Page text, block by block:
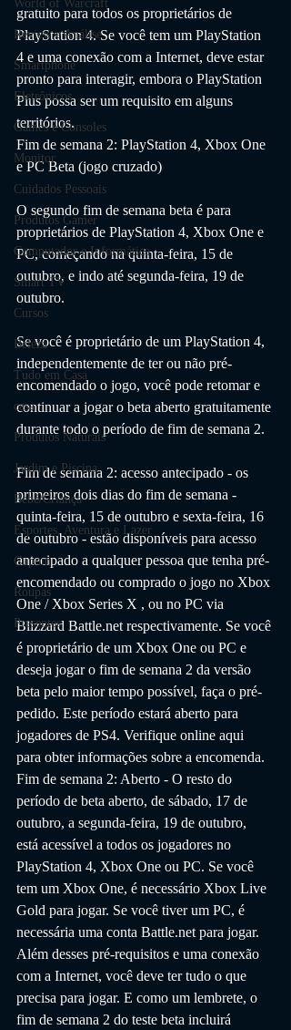
World of Warcraft
Review e Análise
Smartphone
Eletrônicos
Games e Consoles
Monitor
Cuidados Pessoais
Produtos Gamer
Computador e Informática
Smart TV
Cursos
Beleza
Tudo em Casa
casa
Produtos Naturais
Jardim e Piscina
Bebê/Criança
Esportes, Aventura e Lazer
Cupom
Roupas
Presentes
gratuito para todos os proprietários de
PlayStation 4. Se você tem um PlayStation
4 e uma conexão com a Internet, deve estar
pronto para interagir, embora o PlayStation
Plus possa ser um requisito em alguns
territórios.
Fim de semana 2: PlayStation 4, Xbox One
e PC Beta (jogo cruzado)
O segundo fim de semana beta é para
proprietários de PlayStation 4, Xbox One e
PC, começando na quinta-feira, 15 de
outubro, e indo até segunda-feira, 19 de
outubro.
Se você é proprietário de um PlayStation 4,
independentemente de ter ou não pré-
encomendado o jogo, você pode retomar e
continuar a jogar o beta aberto gratuitamente
durante todo o período de fim de semana 2.
Fim de semana 2: acesso antecipado - os
primeiros dois dias do fim de semana -
quinta-feira, 15 de outubro e sexta-feira, 16
de outubro - estão disponíveis para acesso
antecipado a qualquer pessoa que tenha pré-
encomendado ou comprado o jogo no Xbox
One / Xbox Series X , ou no PC via
Blizzard Battle.net respectivamente. Se você
é proprietário de um Xbox One ou PC e
deseja jogar o fim de semana 2 da versão
beta pelo maior tempo possível, faça o pré-
pedido. Este período estará aberto para
jogadores de PS4. Verifique online aqui
para obter informações sobre a encomenda.
Fim de semana 2: Aberto - O resto do
período de beta aberto, de sábado, 17 de
outubro, a segunda-feira, 19 de outubro,
está acessível a todos os jogadores no
PlayStation 4, Xbox One ou PC. Se você
tem um Xbox One, é necessário Xbox Live
Gold para jogar. Se você tiver um PC, é
necessária uma conta Battle.net para jogar.
Além desses pré-requisitos e uma conexão
com a Internet, você deve ter tudo o que
precisa para jogar. E como um lembrete, o
fim de semana 2 do teste beta incluirá